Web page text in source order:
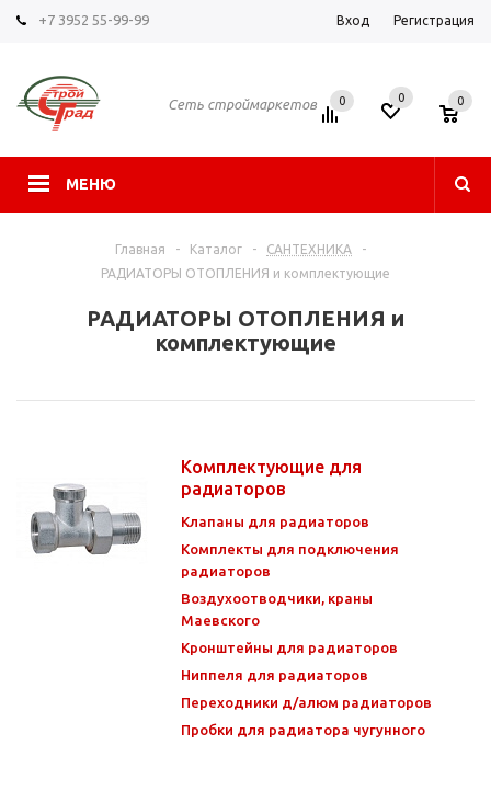
+7 3952 55-99-99 Вход Регистрация
Сеть строймаркетов
МЕНЮ
0 0 0
Главная - Каталог - САНТЕХНИКА
-
РАДИАТОРЫ ОТОПЛЕНИЯ и комплектующие
РАДИАТОРЫ ОТОПЛЕНИЯ и
комплектующие
Комплектующие для
радиаторов
Клапаны для радиаторов
Комплекты для подключения
радиаторов
Воздухоотводчики, краны
Маевского
Кронштейны для радиаторов
Ниппеля для радиаторов
Переходники д/алюм радиаторов
Пробки для радиатора чугунного